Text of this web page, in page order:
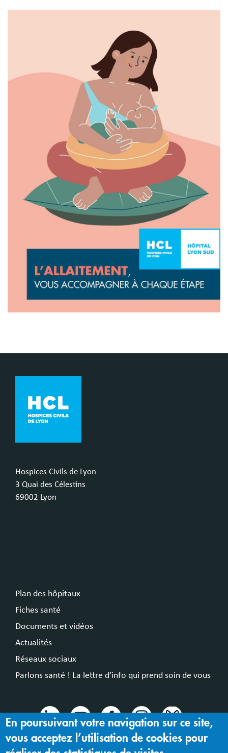
Hospices Civils de Lyon
3 Quai des Célestins
69002 Lyon
Plan des hôpitaux
Fiches santé
Documents et vidéos
Actualités
Réseaux sociaux
Parlons santé ! La lettre d’info qui prend soin de vous
En poursuivant votre navigation sur ce site,
vous acceptez l’utilisation de cookies pour